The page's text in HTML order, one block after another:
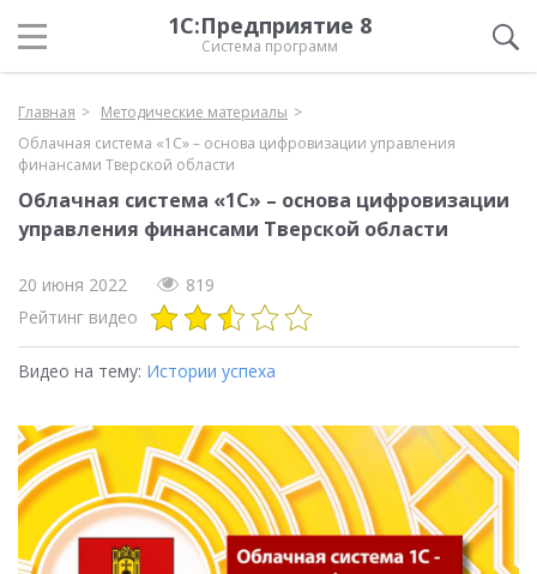
1С:Предприятие 8
Система программ
Главная
Методические материалы
Облачная система «1С» – основа цифровизации управления
финансами Тверской области
Облачная система «1С» – основа цифровизации
управления финансами Тверской области
20 июня 2022
819
Рейтинг видео
Видео на тему: Истории успеха